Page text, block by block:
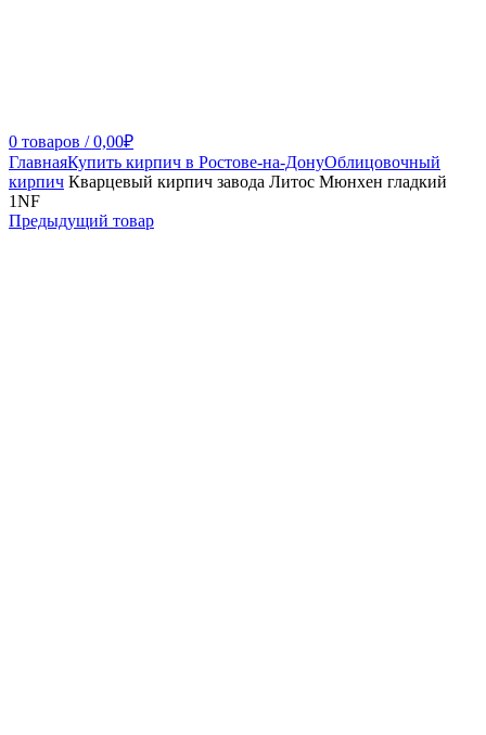
0 товаров / 0,00₽
ГлавнаяКупить кирпич в Ростове-на-ДонуОблицовочный
кирпич Кварцевый кирпич завода Литос Мюнхен гладкий
1NF
Предыдущий товар